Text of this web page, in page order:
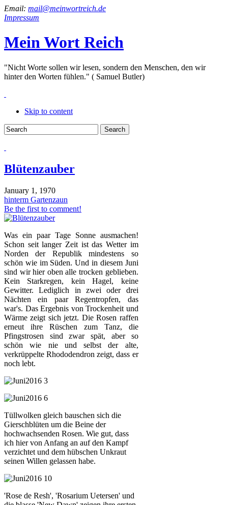
Email: mail@meinwortreich.de
Impressum
Mein Wort Reich
"Nicht Worte sollen wir lesen, sondern den Menschen, den wir
hinter den Worten fühlen." ( Samuel Butler)
Skip to content
Blütenzauber
January 1, 1970
hinterm Gartenzaun
Be the first to comment!
Was ein paar Tage Sonne ausmachen!
Schon seit langer Zeit ist das Wetter im
Norden der Republik mindestens so
schön wie im Süden. Und in diesem Juni
sind wir hier oben alle trocken geblieben.
Kein Starkregen, kein Hagel, keine
Gewitter. Lediglich in zwei oder drei
Nächten ein paar Regentropfen, das
war's. Das Ergebnis von Trockenheit und
Wärme zeigt sich jetzt. Die Rosen raffen
erneut ihre Rüschen zum Tanz, die
Pfingstrosen sind zwar spät, aber so
schön wie nie und selbst der alte,
verkrüppelte Rhododendron zeigt, dass er
noch lebt.
Tüllwolken gleich bauschen sich die
Gierschblüten um die Beine der
hochwachsenden Rosen. Wie gut, dass
ich hier von Anfang an auf den Kampf
verzichtet und dem hübschen Unkraut
seinen Willen gelassen habe.
'Rose de Resh', 'Rosarium Uetersen' und